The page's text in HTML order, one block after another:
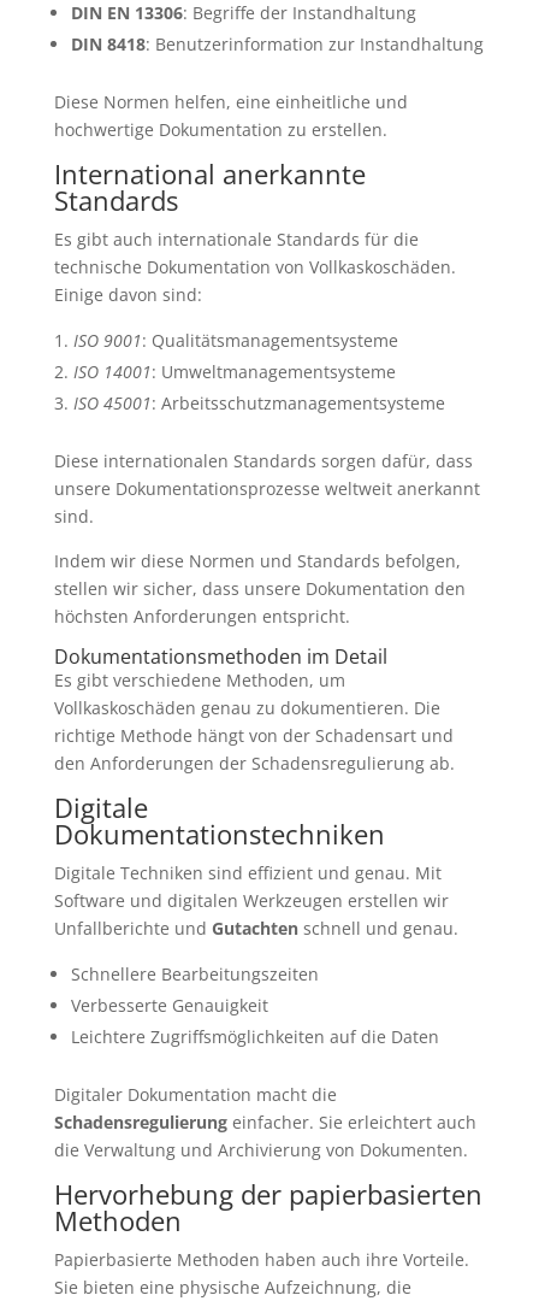
DIN EN 13306: Begriffe der Instandhaltung
DIN 8418: Benutzerinformation zur Instandhaltung
Diese Normen helfen, eine einheitliche und
hochwertige Dokumentation zu erstellen.
International anerkannte
Standards
Es gibt auch internationale Standards für die
technische Dokumentation von Vollkaskoschäden.
Einige davon sind:
ISO 9001: Qualitätsmanagementsysteme
ISO 14001: Umweltmanagementsysteme
ISO 45001: Arbeitsschutzmanagementsysteme
Diese internationalen Standards sorgen dafür, dass
unsere Dokumentationsprozesse weltweit anerkannt
sind.
Indem wir diese Normen und Standards befolgen,
stellen wir sicher, dass unsere Dokumentation den
höchsten Anforderungen entspricht.
Dokumentationsmethoden im Detail
Es gibt verschiedene Methoden, um
Vollkaskoschäden genau zu dokumentieren. Die
richtige Methode hängt von der Schadensart und
den Anforderungen der Schadensregulierung ab.
Digitale
Dokumentationstechniken
Digitale Techniken sind effizient und genau. Mit
Software und digitalen Werkzeugen erstellen wir
Unfallberichte und Gutachtenschnell und genau.
Schnellere Bearbeitungszeiten
Verbesserte Genauigkeit
Leichtere Zugriffsmöglichkeiten auf die Daten
Digitaler Dokumentation macht die
Schadensregulierungeinfacher. Sie erleichtert auch
die Verwaltung und Archivierung von Dokumenten.
Hervorhebung der papierbasierten
Methoden
Papierbasierte Methoden haben auch ihre Vorteile.
Sie bieten eine physische Aufzeichnung, die